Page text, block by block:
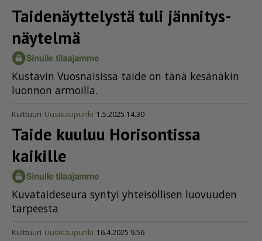
Taide­näyt­te­lystä tuli jänni­tys­
näy­telmä
Kus­ta­vin Vuos­nai­sis­sa tai­de on tänä ke­sä­nä­kin
luon­non ar­moil­la.
Kulttuuri Uusikaupunki 1.5.2025 14.30
Taide kuuluu Horisontissa
kaikille
Ku­va­tai­de­seu­ra syn­tyi yh­tei­söl­li­sen luo­vuu­den
tar­pees­ta
Kulttuuri Uusikaupunki 16.4.2025 9.56